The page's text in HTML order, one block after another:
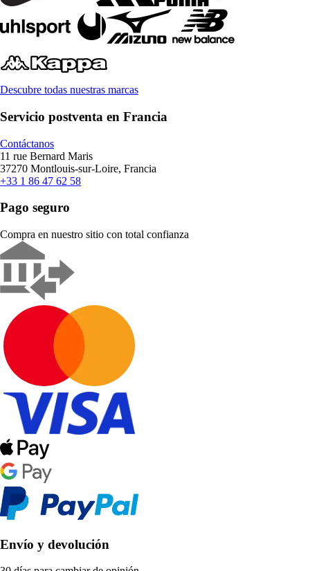
Descubre todas nuestras marcas
Servicio postventa en Francia
Contáctanos
11 rue Bernard Maris
37270 Montlouis-sur-Loire, Francia
+33 1 86 47 62 58
Pago seguro
Compra en nuestro sitio con total confianza
Envío y devolución